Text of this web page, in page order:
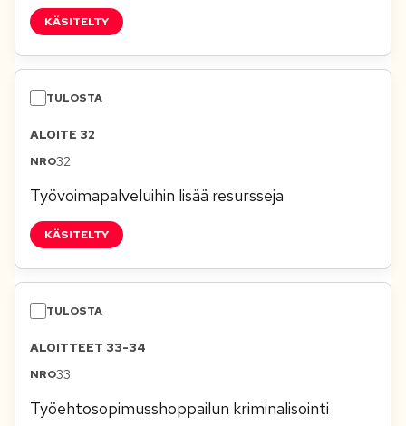
KÄSITELTY
ALOITE 32
32
Työvoimapalveluihin lisää resursseja
KÄSITELTY
ALOITTEET 33-34
33
Työehtosopimusshoppailun kriminalisointi